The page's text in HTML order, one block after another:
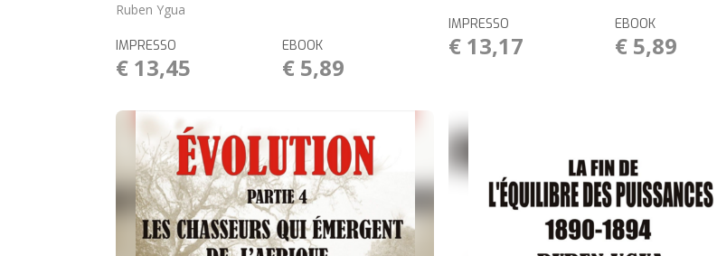
Ruben Ygua
IMPRESSO
€ 13,45
EBOOK
€ 5,89
IMPRESSO
€ 13,17
EBOOK
€ 5,89